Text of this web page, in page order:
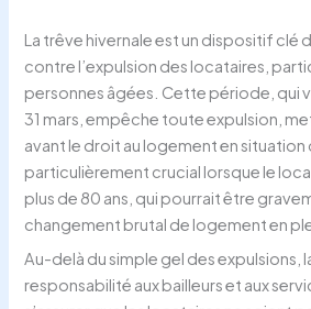
La trêve hivernale est un dispositif clé
contre l’expulsion des locataires,
personnes âgées. Cette période, qui
31 mars, empêche toute expulsion,
avant le droit au logement en
particulièrement crucial lorsque le
plus de 80 ans, qui pourrait être
changement brutal de logement en
Au-delà du simple gel des expulsions,
responsabilité aux bailleurs et aux